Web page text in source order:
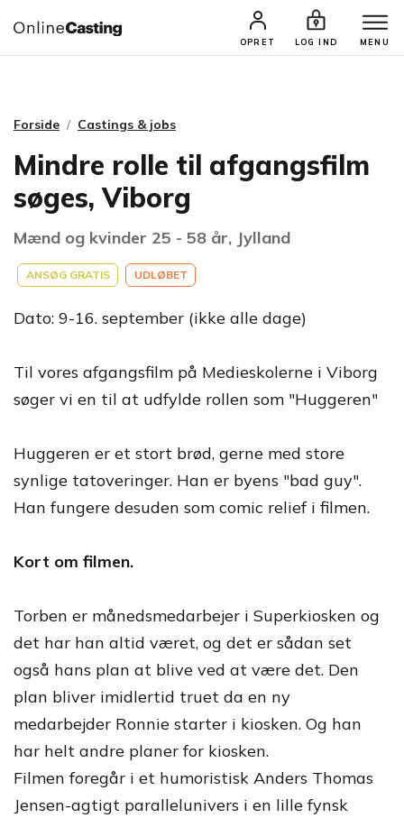
OPRET LOG IND MENU
CASTINGS & JOBS SØG PROFIL
Forside Castings & jobs
Mindre rolle til afgangsfilm
søges, Viborg
Mænd og kvinder 25 - 58 år, Jylland
ANSØG GRATIS UDLØBET
Dato: 9-16. september (ikke alle dage)
Til vores afgangsfilm på Medieskolerne i Viborg
søger vi en til at udfylde rollen som "Huggeren"
Huggeren er et stort brød, gerne med store
synlige tatoveringer. Han er byens "bad guy".
Han fungere desuden som comic relief i filmen.
Kort om filmen.
Torben er månedsmedarbejer i Superkiosken og
det har han altid været, og det er sådan set
også hans plan at blive ved at være det. Den
plan bliver imidlertid truet da en ny
medarbejder Ronnie starter i kiosken. Og han
har helt andre planer for kiosken.
Filmen foregår i et humoristisk Anders Thomas
Jensen-agtigt parallelunivers i en lille fynsk